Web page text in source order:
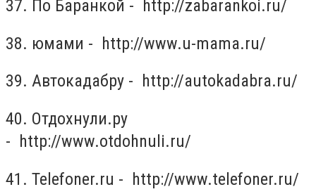
37. По Баранкой - http://zabarankoi.ru/
38. юмами - http://www.u-mama.ru/
39. Автокадабру - http://autokadabra.ru/
40. Отдохнули.ру
- http://www.otdohnuli.ru/
41. Telefoner.ru - http://www.telefoner.ru/